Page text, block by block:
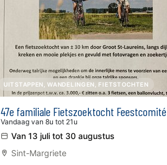
UITSTAPPEN, WANDELINGEN, FIETSTOCHTEN
47e familiale Fietszoektocht Feestcomité
Vandaag van 8u tot 21u
Van 13 juli tot 30 augustus
Sint-Margriete